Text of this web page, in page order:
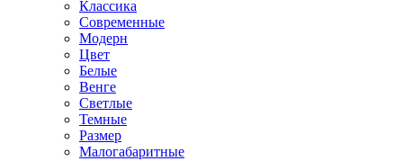
Классика
Современные
Модерн
Цвет
Белые
Венге
Светлые
Темные
Размер
Малогабаритные